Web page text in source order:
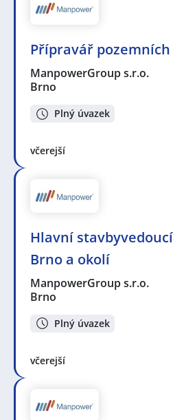
Přípravář
ManpowerGroup s.r.o.
Brno
Plný úvazek
včerejší
Hlavní
Brno a okolí
ManpowerGroup s.r.o.
Brno
Plný úvazek
včerejší